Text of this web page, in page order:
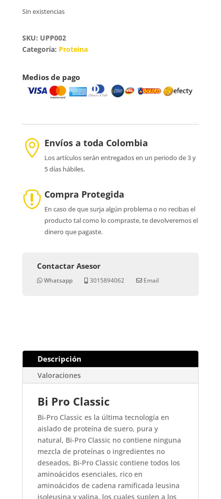
Sin existencias
SKU: UPP002
Categoría: Proteina
Medios de pago
 Envíos a toda Colombia
Los artículos serán entregados en un periodo de 3 y
5 días hábiles.
 Compra Protegida
En caso de que surja algún problema o no recibas el
producto tal como lo compraste, te devolveremos el
dinero que pagaste.
Contactar Asesor
Whatsapp 3015894062 Email
Descripción
Valoraciones
Bi Pro Classic
Bi-Pro Classic es la última tecnología en
aislado de proteína de suero, pura y
natural, Bi-Pro Classic no contiene ninguna
mezcla de proteínas o ingredientes no
deseados, Bi-Pro Classic contiene todos los
aminoácidos esenciales, rico en
aminoácidos de cadena ramificada leusina
isoleusina y valina, los cuales suplen a los